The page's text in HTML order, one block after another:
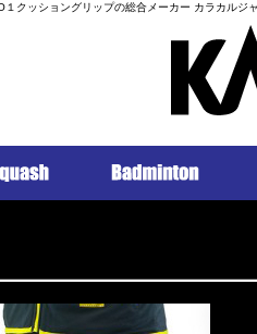
クッショングリップの総合メーカー カラカルジ